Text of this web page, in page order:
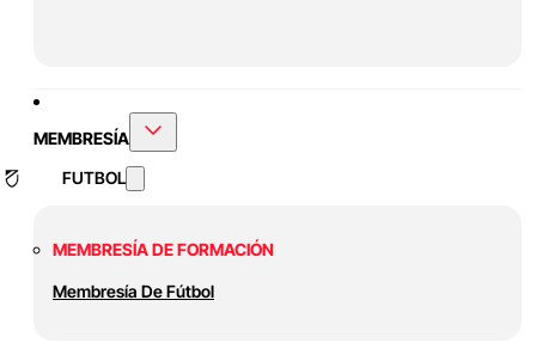
MEMBRESÍA
FUTBOL
MEMBRESÍA DE FORMACIÓN
Membresía De Fútbol